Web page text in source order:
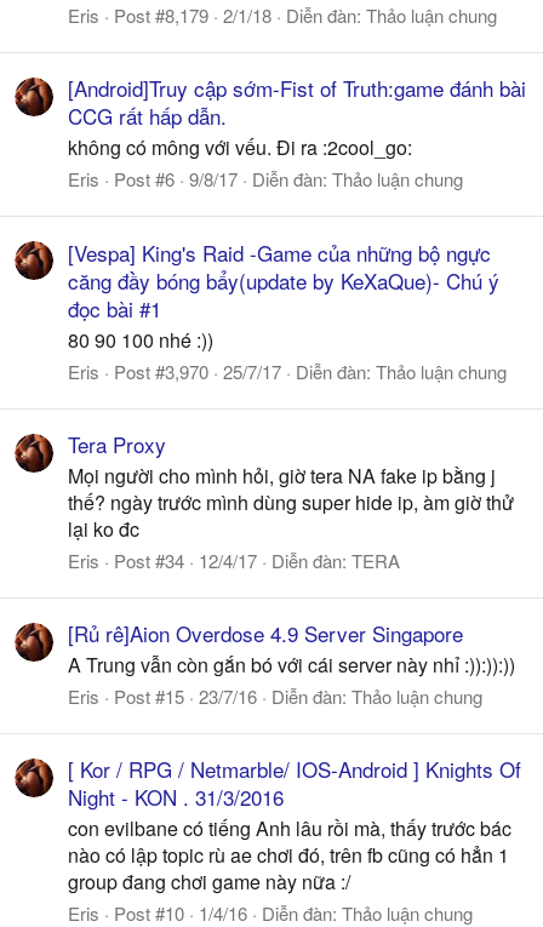
Eris Post #8,179 2/1/18 Diễn đàn: Thảo luận chung
[Android]Truy cập sớm-Fist of Truth:game đánh bài
CCG rất hấp dẫn.
không có mông với vếu. Đi ra :2cool_go:
Eris Post #6 9/8/17 Diễn đàn: Thảo luận chung
[Vespa] King's Raid -Game của những bộ ngực
căng đầy bóng bẩy(update by KeXaQue)- Chú ý
đọc bài #1
80 90 100 nhé :))
Eris Post #3,970 25/7/17 Diễn đàn: Thảo luận chung
Tera Proxy
Mọi người cho mình hỏi, giờ tera NA fake ip bằng j
thế? ngày trước mình dùng super hide ip, àm giờ thử
lại ko đc
Eris Post #34 12/4/17 Diễn đàn: TERA
[Rủ rê]Aion Overdose 4.9 Server Singapore
A Trung vẫn còn gắn bó với cái server này nhỉ :)):)):))
Eris Post #15 23/7/16 Diễn đàn: Thảo luận chung
[ Kor / RPG / Netmarble/ IOS-Android ] Knights Of
Night - KON . 31/3/2016
con evilbane có tiếng Anh lâu rồi mà, thấy trước bác
nào có lập topic rù ae chơi đó, trên fb cũng có hẳn 1
group đang chơi game này nữa :/
Eris Post #10 1/4/16 Diễn đàn: Thảo luận chung